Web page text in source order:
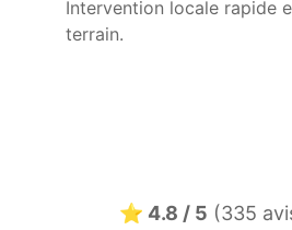
Intervention locale rapide
terrain.
⭐ 4.8 / 5 (335